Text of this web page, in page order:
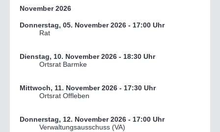
November 2026
Donnerstag, 05. November 2026 - 17:00 Uhr
Rat
Dienstag, 10. November 2026 - 18:30 Uhr
Ortsrat Barmke
Mittwoch, 11. November 2026 - 17:30 Uhr
Ortsrat Offleben
Donnerstag, 12. November 2026 - 17:00 Uhr
Verwaltungsausschuss (VA)